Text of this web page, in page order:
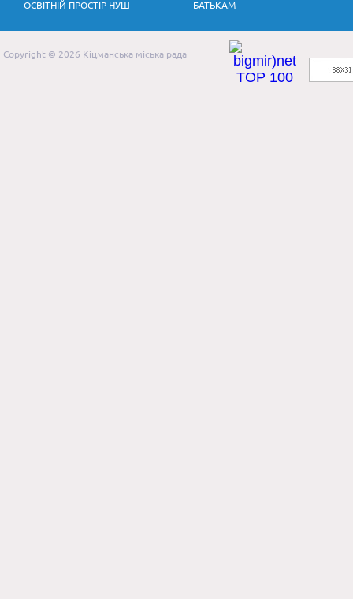
ОСВІТНІЙ ПРОСТІР НУШ БАТЬКАМ
Copyright © 2026 Кіцманська міська рада